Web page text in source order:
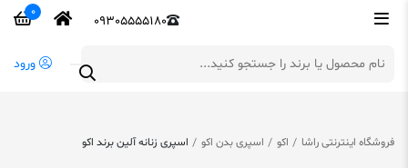
09305555180
0
ورود
فروشگاه اینترنتی راشا اکو اسپری بدن اکو اسپری زنانه آلین برند اکو